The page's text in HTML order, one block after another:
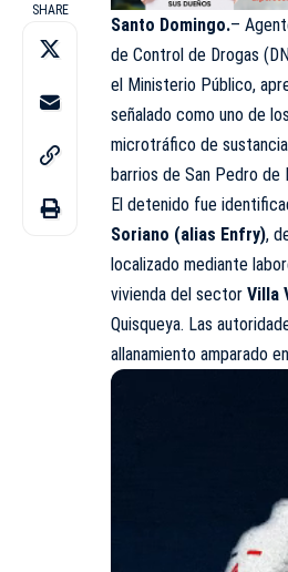
SHARE
Santo Domingo.–
de Control de Drogas
el Ministerio Público,
señalado como uno de
microtráfico de
barrios de San Pedro de
El detenido fue
Soriano (alias Enfry),
localizado mediante
vivienda del sector Villa
Quisqueya. Las
allanamiento amparado